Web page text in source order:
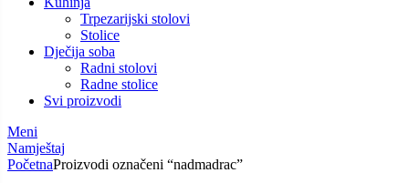
Trpezarijski stolovi
Stolice
Dječija soba
Radni stolovi
Radne stolice
Svi proizvodi
Meni
Namještaj
PočetnaProizvodi označeni “nadmadrac”